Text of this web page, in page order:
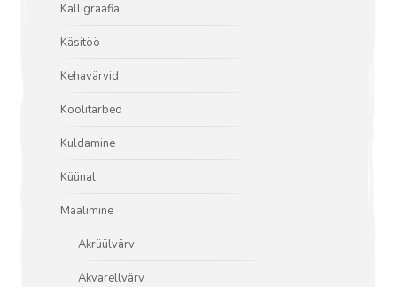
Kalligraafia
Käsitöö
Kehavärvid
Koolitarbed
Kuldamine
Küünal
Maalimine
Akrüülvärv
Akvarellvärv